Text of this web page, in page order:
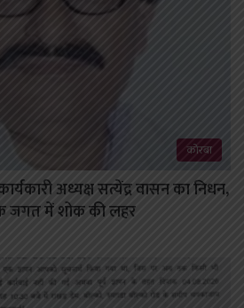
कोरबा
अध्यक्ष सत्येंद्र वासन का निधन,
जगत में शोक की लहर